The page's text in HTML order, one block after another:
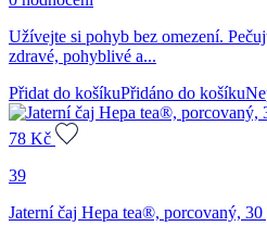
Užívejte si pohyb bez omezení.
zdravé, pohyblivé a...
Přidat do košíkuPřidáno do košíku
78 Kč
39
Jaterní čaj Hepa tea®, porcovaný, 30